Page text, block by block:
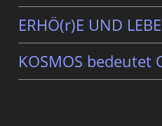
ERHÖ(r)E UND
KOSMOS bedeutet